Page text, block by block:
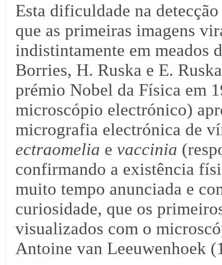
Esta dificuldade na
que as primeiras imagens
indistintamente em meados
Borries, H. Ruska e E.
prémio Nobel da Física em
microscópio electrónico)
micrografia electrónica de
ectraomelia e vaccinia
confirmando a existência
muito tempo anunciada e
curiosidade, que os
visualizados com o
Antoine van Leeuwenhoek